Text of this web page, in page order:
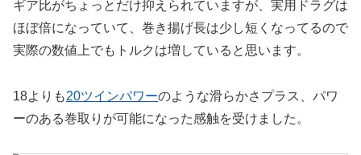
ギア比がちょっとだけ抑えられていますが、実用ドラグは
ほぼ倍になっていて、巻き揚げ長は少し短くなってるので
実際の数値上でもトルクは増していると思います。
18よりも20ツインパワーのような滑らかさプラス、パワ
ーのある巻取りが可能になった感触を受けました。